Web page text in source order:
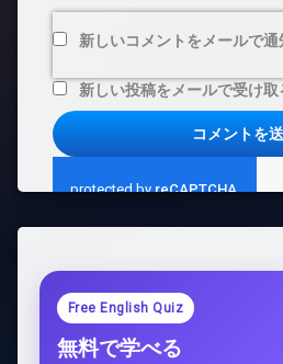
新しいコメントをメールで通
新しい投稿をメールで受け取
Free English Quiz
無料で学べる